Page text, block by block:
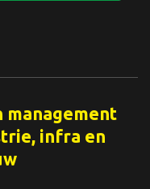
management
infra en